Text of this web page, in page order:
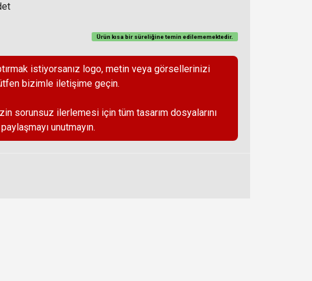
Ürün kısa bir süreliğine teminedilememektedir.
istiyorsanız logo, metin veya görsellerinizi
bizimle iletişime geçin.
sorunsuz ilerlemesi için tüm tasarım dosyalarını
unutmayın.